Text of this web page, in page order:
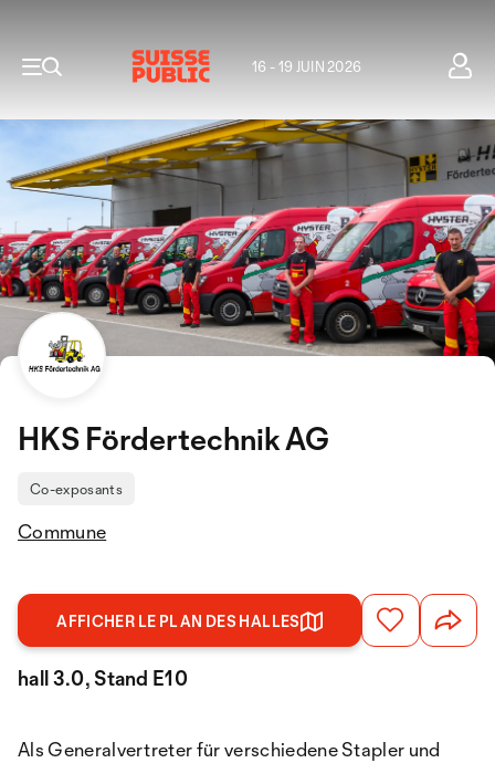
16 - 19 JUIN 2026
HKS Fördertechnik AG
Co-exposants
Commune
AFFICHER LE PLAN DES HALLES
hall 3.0, Stand E10
Als Generalvertreter für verschiedene Stapler und